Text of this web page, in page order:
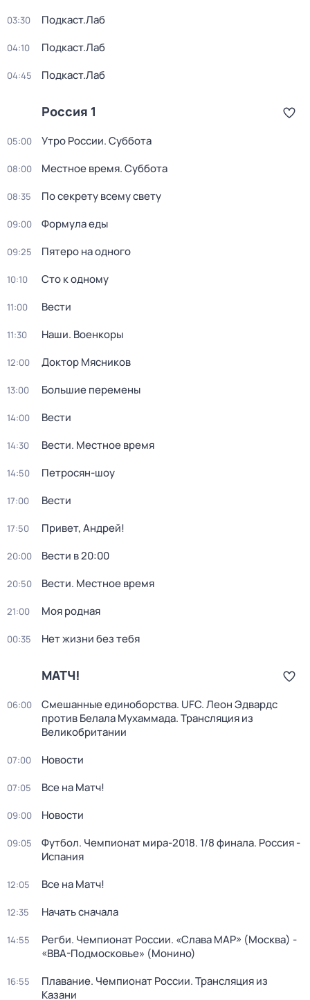
03:30 Подкаст.Лаб
04:10 Подкаст.Лаб
04:45 Подкаст.Лаб
Россия 1
05:00 Утро России. Суббота
08:00 Местное время. Суббота
08:35 По секрету всему свету
09:00 Формула еды
09:25 Пятеро на одного
10:10 Сто к одному
11:00 Вести
11:30 Наши. Военкоры
12:00 Доктор Мясников
13:00 Большие перемены
14:00 Вести
14:30 Вести. Местное время
14:50 Петросян-шоу
17:00 Вести
17:50 Привет, Андрей!
20:00 Вести в 20:00
20:50 Вести. Местное время
21:00 Моя родная
00:35 Нет жизни без тебя
МАТЧ!
06:00
Смешанные единоборства. UFC. Леон Эдвардс
против Белала Мухаммада. Трансляция из
Великобритании
07:00 Новости
07:05 Все на Матч!
09:00 Новости
09:05
Футбол. Чемпионат мира-2018. 1/8 финала. Россия -
Испания
12:05 Все на Матч!
12:35 Начать сначала
14:55
Регби. Чемпионат России. «Слава МАР» (Москва) -
«ВВА-Подмосковье» (Монино)
16:55
Плавание. Чемпионат России. Трансляция из
Казани